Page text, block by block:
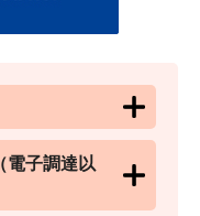
電子調達以